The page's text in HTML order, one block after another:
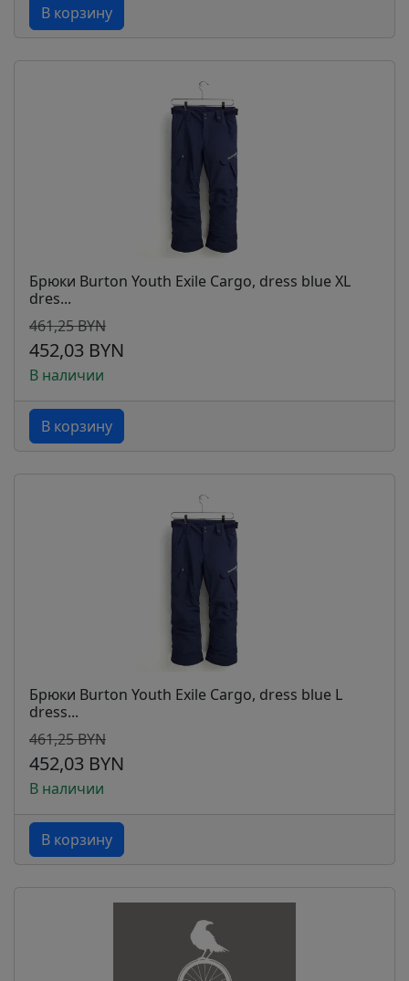
В корзину
Брюки Burton Youth Exile Cargo, dress blue XL
dres...
461,25 BYN
452,03 BYN
В наличии
В корзину
Брюки Burton Youth Exile Cargo, dress blue L
dress...
461,25 BYN
452,03 BYN
В наличии
В корзину